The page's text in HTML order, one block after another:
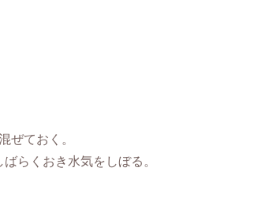
ておく。
らくおき水気をしぼる。